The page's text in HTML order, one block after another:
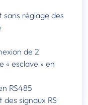
réglage des
de 2
« esclave » en
RS485
des signaux RS